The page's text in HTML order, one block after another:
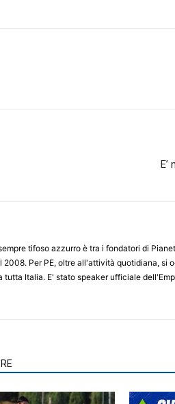
E’
tifoso azzurro è tra i fondatori di
Per PE, oltre all'attività quotidiana, si
tutta Italia. E' stato speaker ufficiale